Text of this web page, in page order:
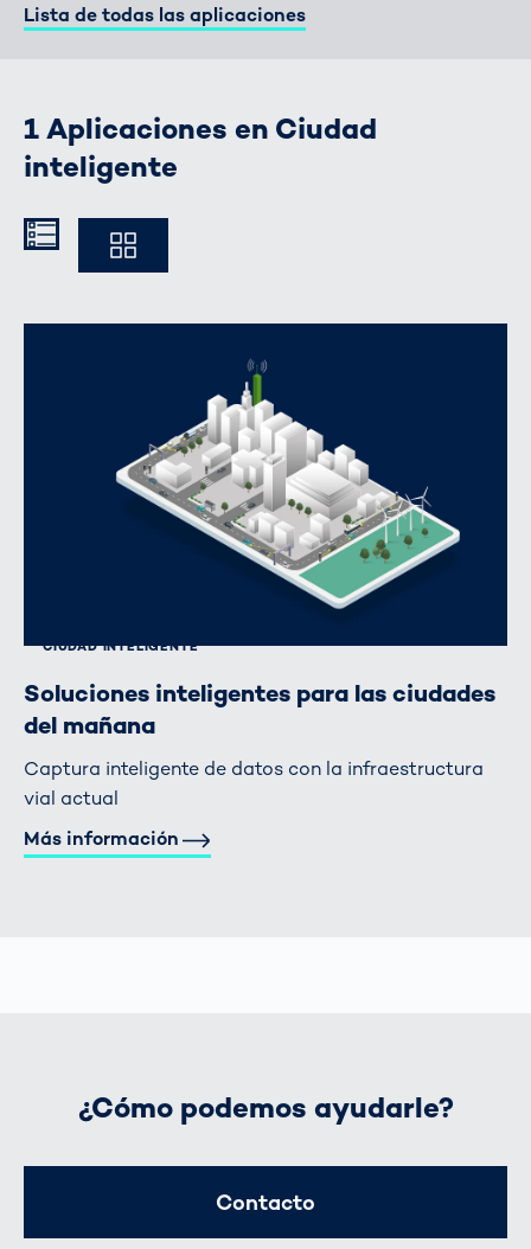
Lista de todas las aplicaciones
1 Aplicaciones en Ciudad
inteligente
Kompakt
CIUDAD INTELIGENTE
Soluciones inteligentes para las ciudades
del mañana
Captura inteligente de datos con la infraestructura
vial actual
Más información
¿Cómo podemos ayudarle?
Contacto